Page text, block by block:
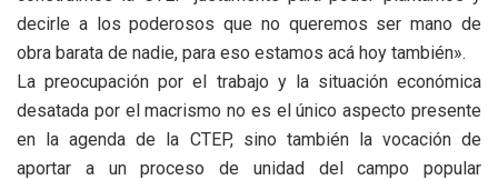
decirle a los poderosos que no queremos ser mano de
obra barata de nadie, para eso estamos acá hoy también».
La preocupación por el trabajo y la situación económica
desatada por el macrismo no es el único aspecto presente
en la agenda de la CTEP, sino también la vocación de
aportar a un proceso de unidad del campo popular